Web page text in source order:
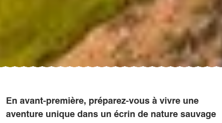
En avant-première, préparez-vous à vivre une
aventure unique dans un écrin de nature sauvage